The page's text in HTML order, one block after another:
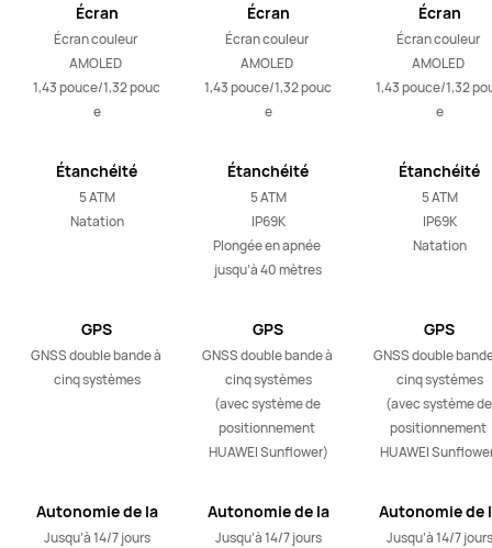
Écran
Écran couleur
AMOLED
1,43 pouce/1,32 pouc
e
Étanchéité
5 ATM
Natation
GPS
GNSS double bande à
cinq systèmes
Autonomie de la
batterie
Jusqu’à 14/7 jours
Écran
Écran couleur
AMOLED
1,43 pouce/1,32 pouc
e
Étanchéité
5 ATM
IP69K
Plongée en apnée
jusqu’à 40 mètres
GPS
GNSS double bande à
cinq systèmes
(avec système de
positionnement
HUAWEI Sunflower)
Autonomie de la
batterie
Jusqu’à 14/7 jours
Écran
Écran couleur
AMOLED
1,43 pouce/1,32
e
Étanchéité
5 ATM
IP69K
Natation
GPS
GNSS double
cinq systèmes
(avec système de
positionnement
HUAWEI
Autonomie de
batterie
Jusqu’à 14/7 jours